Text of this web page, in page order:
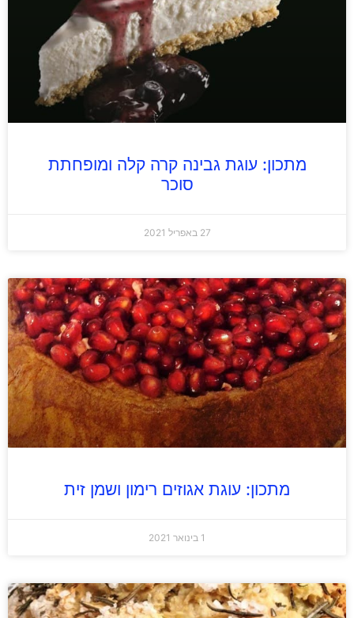
מתכון: עוגת גבינה קרה קלה ומופחתת
סוכר
27 באפריל 2021
מתכון: עוגת אגוזים רימון ושמן זית
1 בינואר 2021